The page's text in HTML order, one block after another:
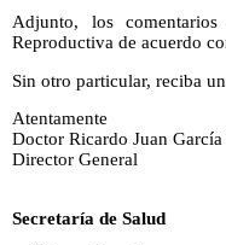
Adjunto, los
Reproductiva de acuerdo
Sin otro particular, reciba
Atentamente
Doctor Ricardo Juan
Director General
Secretaría de Salud